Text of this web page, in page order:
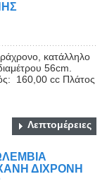
κατάλληλο
56cm.
160,00 cc Πλάτος
Λεπτομέρειες
ΔΙΧΡΟΝΗ